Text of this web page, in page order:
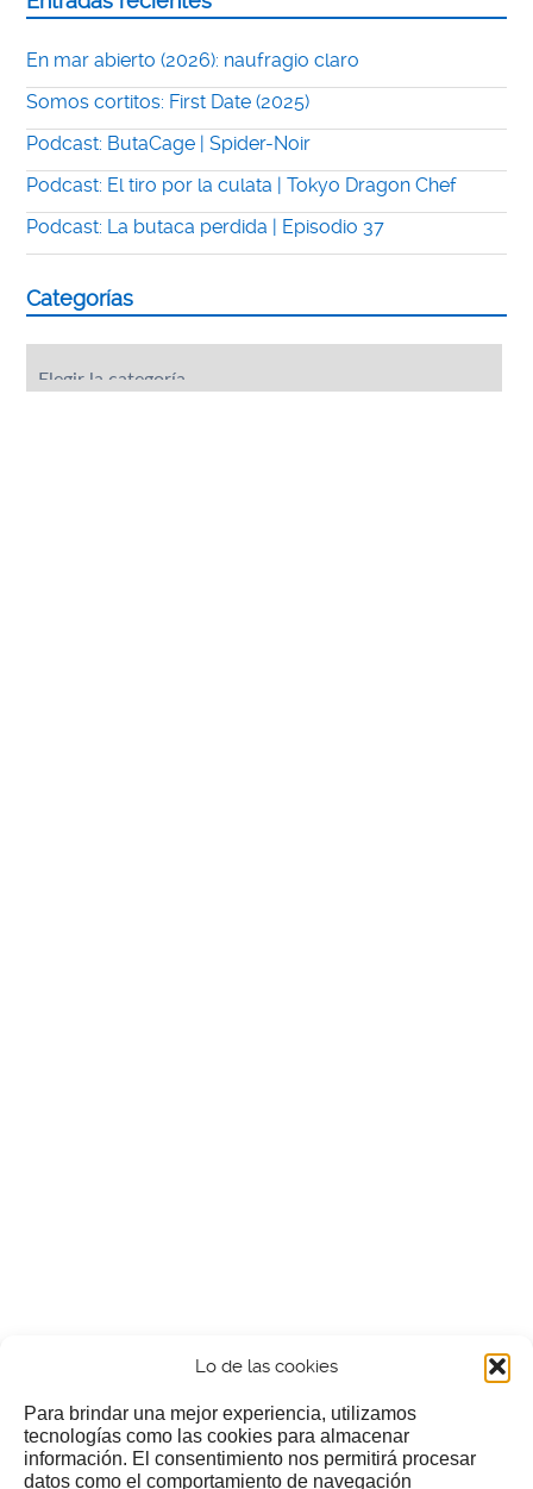
Lo de las cookies
Para brindar una mejor experiencia, utilizamos
tecnologías como las cookies para almacenar
información. El consentimiento nos permitirá procesar
datos como el comportamiento de navegación
En mar abierto (2026): naufragio claro
Somos cortitos: First Date (2025)
Podcast: ButaCage | Spider-Noir
Podcast: El tiro por la culata | Tokyo Dragon Chef
Podcast: La butaca perdida | Episodio 37
Categorías
¿Nos invitas a un cafecillo?